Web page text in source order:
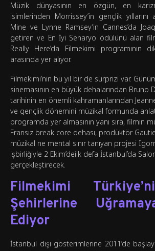
Müzik dünyasının en özgün, en
isimlerinden Morrissey’in gençlik
Mine ve Lynne Ramsey’in Cannes’da
getiren ve En İyi Senaryo ödülünü alan
Really Here’da Filmekimi programının
arasında yer alıyor.
Filmekimi’nin bu yıl bir de sürprizi var.
sinemasının en büyük dehalarından Bruno
tarihinin en önemli kahramanlarından Jeanne
ve gençlik dönemini müzikal formunda
programda yer almasının yanı sıra, filmin
Fransız break core dehası, prodüktör
müzikal ne mental sınır tanıyan projesi
işbirliğiyle 2 Ekim’deilk defa İstanbul’da
gerçekleştirecek.
Filmekimi
Şehirlerine
Ediyor
İstanbul dışı gösterimlerine 2011’de